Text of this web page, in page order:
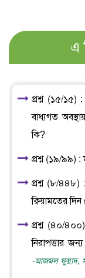
এ
প্রশ্ন (১৫/১৫)
বাধ্যগত
কি?
প্রশ্ন (১৯/৯৯) :
প্রশ্ন (৮/৪৪৮) :
ক্বিয়ামতের
প্রশ্ন (৪০/
নিরাপত্তার
-আজমল ফুয়াদ,